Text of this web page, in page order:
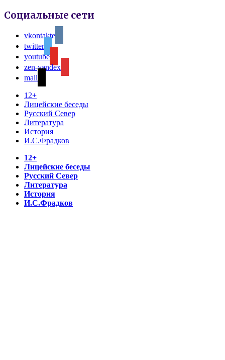
Социальные сети
vkontakte
twitter
youtube
zen-yandex
mail
12+
Лицейские беседы
Русский Север
Литература
История
И.С.Фрадков
12+
Лицейские беседы
Русский Север
Литература
История
И.С.Фрадков